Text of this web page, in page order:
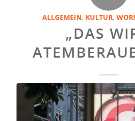
ALLGEMEIN, KULTUR,
„DAS